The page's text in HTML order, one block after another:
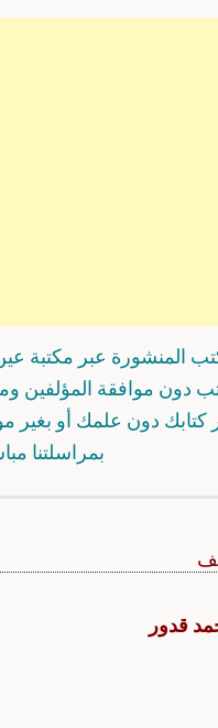
المنشورة عبر مكتبة
دون موافقة المؤلفين
كتابك دون علمك أو بغير
بمراسلتنا
قدور